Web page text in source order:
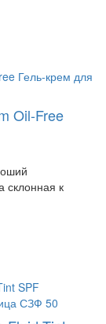
Oil-Free
к